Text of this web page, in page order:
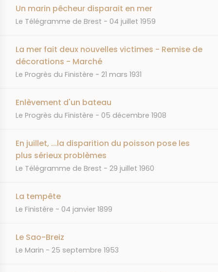
Un marin pêcheur disparait en mer
JOURNAL
Le Télégramme de Brest DATE
04 juillet 1959
La mer fait deux nouvelles victimes - Remise de
décorations - Marché
JOURNAL
Le Progrès du Finistère DATE
21 mars 1931
Enlèvement d'un bateau
JOURNAL
Le Progrès du Finistère DATE
05 décembre 1908
En juillet, ...la disparition du poisson pose les
plus sérieux problèmes
JOURNAL
Le Télégramme de Brest DATE
29 juillet 1960
La tempête
JOURNAL
Le Finistère DATE
04 janvier 1899
Le Sao-Breiz
JOURNAL
Le Marin DATE
25 septembre 1953